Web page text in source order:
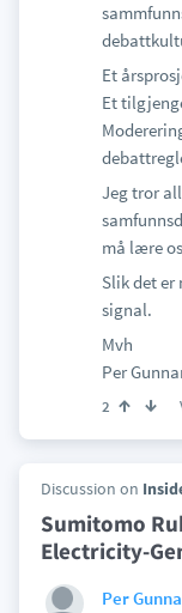
Et
Et
Jeg tror
må lære
Slik det er
signal.
Mvh
Per
2
Discussion on
Sumitomo
Electricity-
Per